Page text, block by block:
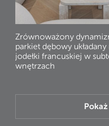
Zrównoważony
parkiet dębowy
jodełki francuskiej w
wnętrzach